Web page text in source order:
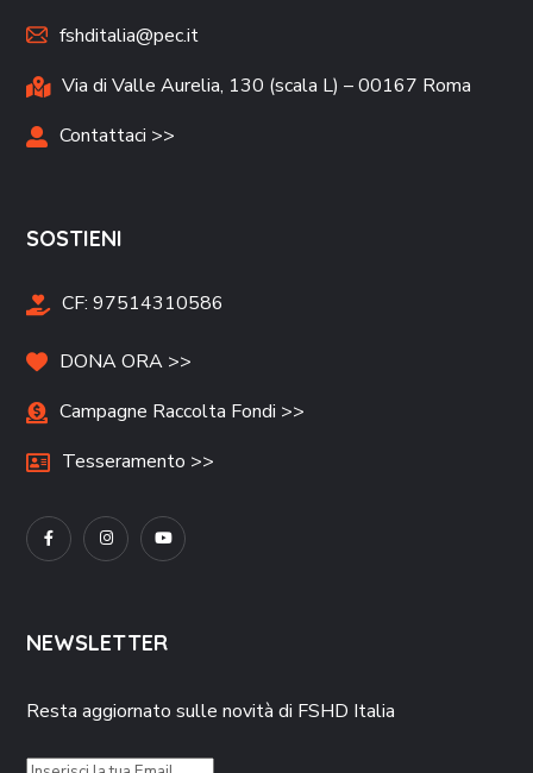
fshditalia@pec.it
Via di Valle Aurelia, 130 (scala L) – 00167 Roma
Contattaci >>
SOSTIENI
CF:97514310586
DONA ORA >>
Campagne Raccolta Fondi >>
Tesseramento >>
NEWSLETTER
Resta aggiornato sulle novità di FSHD Italia